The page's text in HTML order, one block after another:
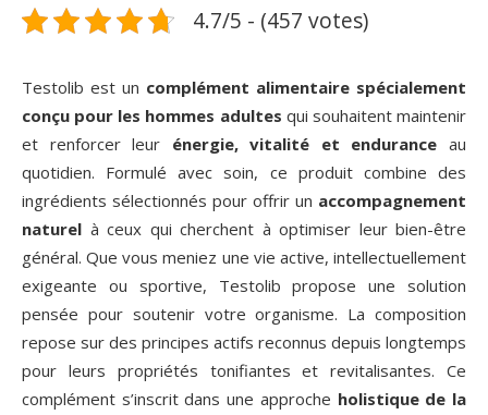
4.7/5 - (457 votes)
Testolib est un complément alimentaire spécialement
conçu pour les hommes adultes qui souhaitent maintenir
et renforcer leur énergie, vitalité et endurance au
quotidien. Formulé avec soin, ce produit combine des
ingrédients sélectionnés pour offrir un accompagnement
naturel à ceux qui cherchent à optimiser leur bien-être
général. Que vous meniez une vie active, intellectuellement
exigeante ou sportive, Testolib propose une solution
pensée pour soutenir votre organisme. La composition
repose sur des principes actifs reconnus depuis longtemps
pour leurs propriétés tonifiantes et revitalisantes. Ce
complément s’inscrit dans une approche holistique de la